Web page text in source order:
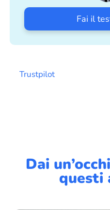
Fai il
Trustpilot
Dai
questi